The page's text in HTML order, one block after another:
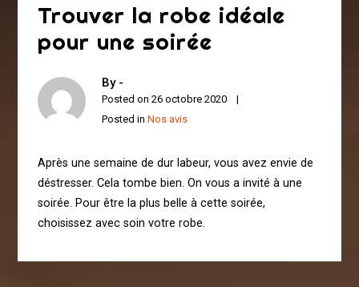
Trouver la robe idéale
pour une soirée
By -
Posted on26 octobre 2020
Posted inNos avis
Après une semaine de dur labeur, vous avez envie de
déstresser. Cela tombe bien. On vous a invité à une
soirée. Pour être la plus belle à cette soirée,
choisissez avec soin votre robe.